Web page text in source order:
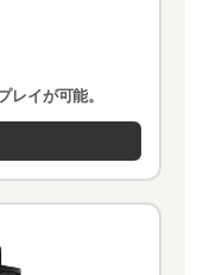
レイが可能。